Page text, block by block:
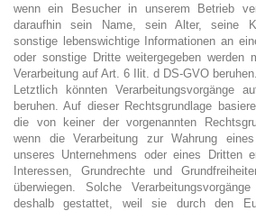
wenn ein Besucher in unserem Betrieb
daraufhin sein Name, sein Alter, seine
sonstige lebenswichtige Informationen an
oder sonstige Dritte weitergegeben werden
Verarbeitung auf Art. 6 Ilit. d DS-GVO beruhen.
Letztlich könnten
beruhen. Auf dieser Rechtsgrundlage
die von keiner der vorgenannten
wenn die Verarbeitung zur Wahrung
unseres Unternehmens oder eines Dritten
Interessen, Grundrechte und
überwiegen. Solche
deshalb gestattet, weil sie durch den